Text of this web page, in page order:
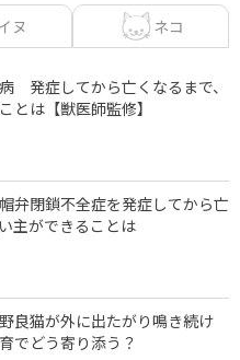
ヌ ネコ
発症してから亡くなるまで、
とは【獣医師監修】
弁閉鎖不全症を発症してから亡
主ができることは
良猫が外に出たがり鳴き続け
でどう寄り添う？